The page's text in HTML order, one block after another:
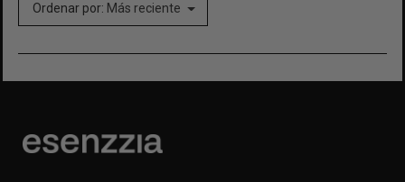
Ordenar por: Más reciente